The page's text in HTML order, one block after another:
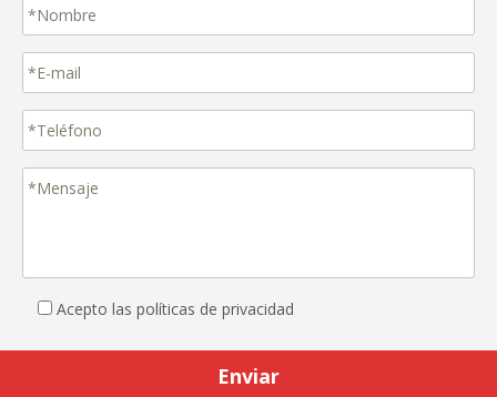
Acepto las políticas de privacidad